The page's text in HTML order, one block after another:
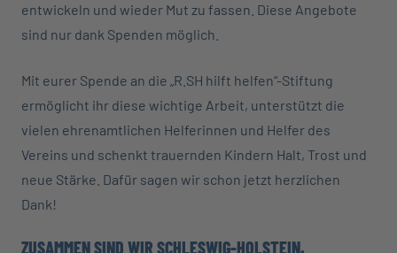
entwickeln und wieder Mut zu fassen. Diese Angebote
sind nur dank Spenden möglich.
Mit eurer Spende an die „R.SH hilft helfen“-Stiftung
ermöglicht ihr diese wichtige Arbeit, unterstützt die
vielen ehrenamtlichen Helferinnen und Helfer des
Vereins und schenkt trauernden Kindern Halt, Trost und
neue Stärke. Dafür sagen wir schon jetzt herzlichen
Dank!
ZUSAMMEN SIND WIR SCHLESWIG-HOLSTEIN.